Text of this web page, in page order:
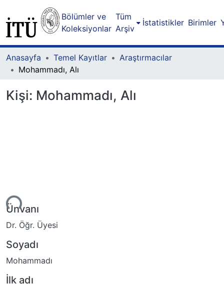
Bölümler ve
Koleksiyonlar
Tüm
Arşiv
İstatistikler Birimler
Anasayfa Temel Kayıtlar
Araştırmacılar
Mohammadı, Alı
Kişi: Mohammadı, Alı
Yükleniyor...
Ünvanı
Dr. Öğr. Üyesi
Soyadı
Mohammadı
İlk adı